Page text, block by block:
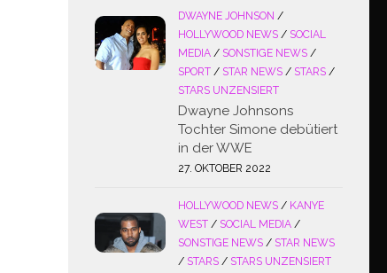
DWAYNE JOHNSON /
HOLLYWOOD NEWS / SOCIAL
MEDIA / SONSTIGE NEWS /
SPORT / STAR NEWS / STARS /
STARS UNZENSIERT
Dwayne Johnsons
Tochter Simone debütiert
in der WWE
27. OKTOBER 2022
HOLLYWOOD NEWS / KANYE
WEST / SOCIAL MEDIA /
SONSTIGE NEWS / STAR NEWS
/ STARS / STARS UNZENSIERT